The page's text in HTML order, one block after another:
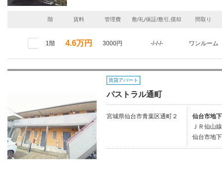
階 賃料 管理費 敷/礼/保証/敷引,償却 間取り
1階 4.6万円 3000円 -/-/-/- ワンルーム
賃貸アパート
パストラル通町
宮城県仙台市青葉区通町２
仙台市地
ＪＲ仙山
仙台市地